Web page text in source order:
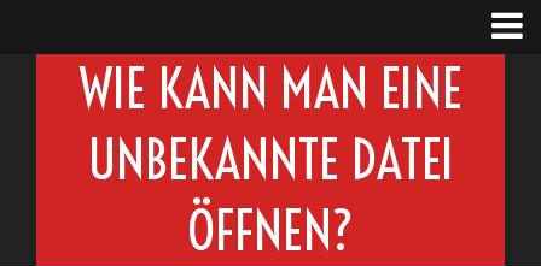
WIE KANN MAN EINE
UNBEKANNTE DATEI
ÖFFNEN?